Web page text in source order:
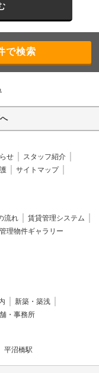
せ
スタッフ紹介
サイトマップ
流れ
賃貸管理システム
管理物件ギャラリー
新築・築浅
・事務所
平沼橋駅